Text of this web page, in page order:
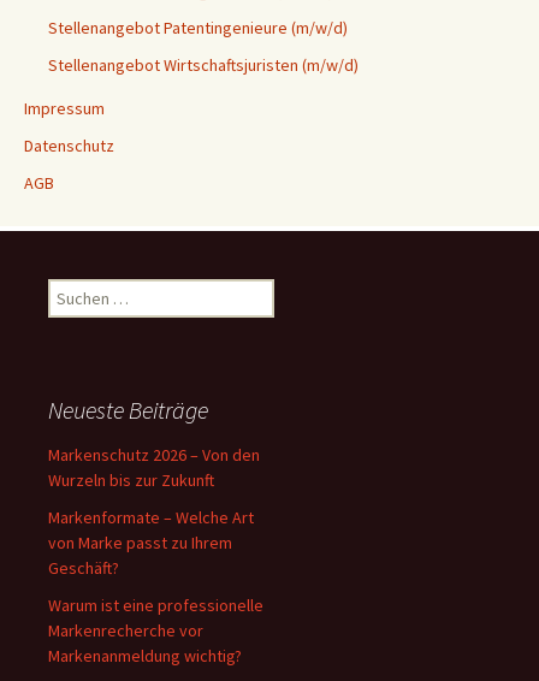
Stellenangebot Patentingenieure (m/w/d)
Stellenangebot Wirtschaftsjuristen (m/w/d)
Impressum
Datenschutz
AGB
Suchen
nach:
Neueste Beiträge
Markenschutz 2026 – Von den
Wurzeln bis zur Zukunft
Markenformate – Welche Art
von Marke passt zu Ihrem
Geschäft?
Warum ist eine professionelle
Markenrecherche vor
Markenanmeldung wichtig?